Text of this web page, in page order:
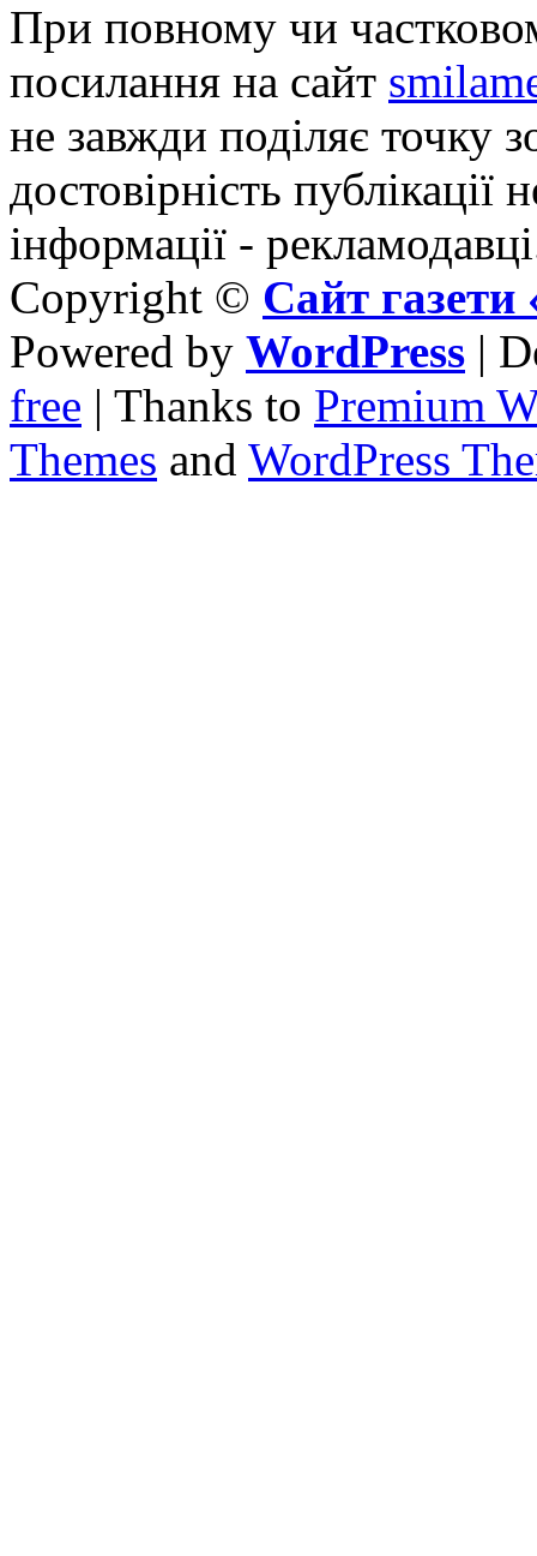
При повному чи
посилання на сайт
не завжди поділяє точку
достовірність публікації
інформації -
Copyright © Сайт
Powered by WordPress |
free | Thanks to Premium
Themes and WordPress